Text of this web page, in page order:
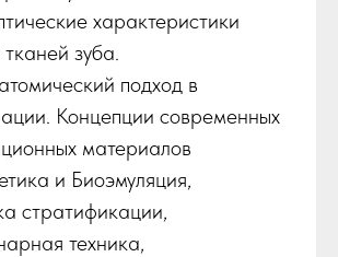
характеристики
зуба.
подход в
Концепции современных
материалов
и Биоэмуляция,
стратификации,
техника,